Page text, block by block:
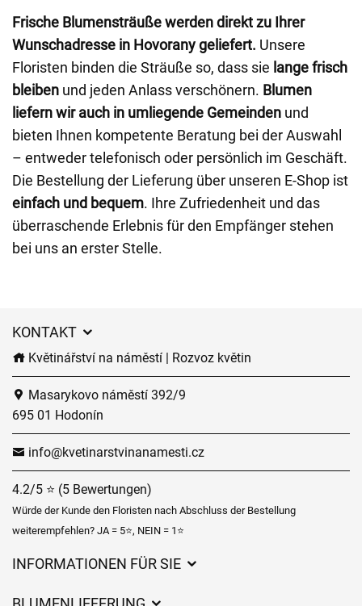
Frische Blumensträuße werden direkt zu Ihrer
Wunschadresse in Hovorany geliefert. Unsere
Floristen binden die Sträuße so, dass sie lange frisch
bleiben und jeden Anlass verschönern. Blumen
liefern wir auch in umliegende Gemeinden und
bieten Ihnen kompetente Beratung bei der Auswahl
– entweder telefonisch oder persönlich im Geschäft.
Die Bestellung der Lieferung über unseren E-Shop ist
einfach und bequem. Ihre Zufriedenheit und das
überraschende Erlebnis für den Empfänger stehen
bei uns an erster Stelle.
KONTAKT
Květinářství na náměstí | Rozvoz květin
Masarykovo náměstí 392/9
695 01 Hodonín
info@kvetinarstvinanamesti.cz
4.2/5 ⭐ (5 Bewertungen)
Würde der Kunde den Floristen nach Abschluss der Bestellung
weiterempfehlen? JA = 5⭐, NEIN = 1⭐
INFORMATIONEN FÜR SIE